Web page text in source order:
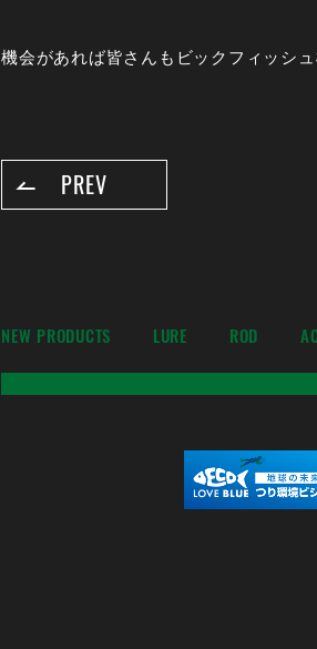
機会があれば皆さんもビックフィッシ
PREV
NEW PRODUCTS LURE ROD